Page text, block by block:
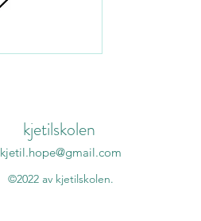
kjetilskolen
kjetil.hope@gmail.com
©2022 av kjetilskolen.